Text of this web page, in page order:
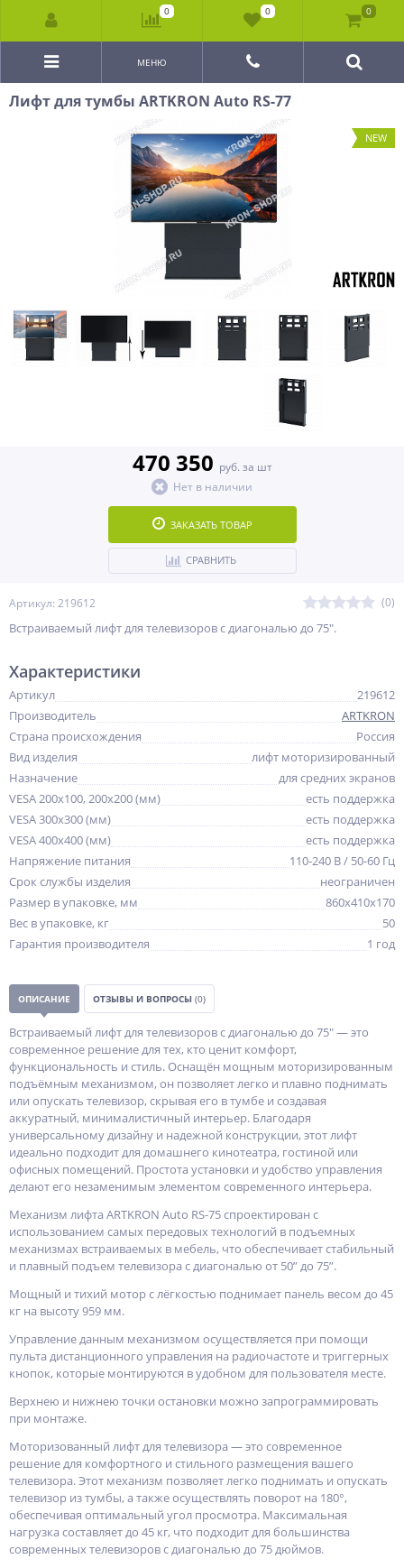
МЕНЮ
Лифт для тумбы ARTKRON Auto RS-77
NEW
Артикул: 219612 (0)
Встраиваемый лифт для телевизоров с диагональю до 75".
470 350 руб. за шт
Нет в наличии
ЗАКАЗАТЬ ТОВАР
СРАВНИТЬ
Характеристики
Артикул
219612
Производитель
ARTKRON
Страна происхождения
Россия
Вид изделия
лифт моторизированный
Назначение
для средних экранов
VESA 200x100, 200x200 (мм)
есть поддержка
VESA 300x300 (мм)
есть поддержка
VESA 400x400 (мм)
есть поддержка
Напряжение питания
110-240 В / 50-60 Гц
Срок службы изделия
неограничен
Размер в упаковке, мм
860х410х170
Вес в упаковке, кг
50
Гарантия производителя
1 год
ОПИСАНИЕ ОТЗЫВЫ И ВОПРОСЫ (0)
Встраиваемый лифт для телевизоров с диагональю до 75" — это
современное решение для тех, кто ценит комфорт,
функциональность и стиль. Оснащён мощным моторизированным
подъёмным механизмом, он позволяет легко и плавно поднимать
или опускать телевизор, скрывая его в тумбе и создавая
аккуратный, минималистичный интерьер. Благодаря
универсальному дизайну и надежной конструкции, этот лифт
идеально подходит для домашнего кинотеатра, гостиной или
офисных помещений. Простота установки и удобство управления
делают его незаменимым элементом современного интерьера.
Механизм лифта ARTKRON Auto RS-75 спроектирован с
использованием самых передовых технологий в подъемных
механизмах встраиваемых в мебель, что обеспечивает стабильный
и плавный подъем телевизора с диагональю от 50” до 75”.
Мощный и тихий мотор с лёгкостью поднимает панель весом до 45
кг на высоту 959 мм.
Управление данным механизмом осуществляется при помощи
пульта дистанционного управления на радиочастоте и триггерных
кнопок, которые монтируются в удобном для пользователя месте.
Верхнею и нижнею точки остановки можно запрограммировать
при монтаже.
Моторизованный лифт для телевизора — это современное
решение для комфортного и стильного размещения вашего
телевизора. Этот механизм позволяет легко поднимать и опускать
телевизор из тумбы, а также осуществлять поворот на 180°,
обеспечивая оптимальный угол просмотра. Максимальная
нагрузка составляет до 45 кг, что подходит для большинства
современных телевизоров с диагональю до 75 дюймов.
0 0 0